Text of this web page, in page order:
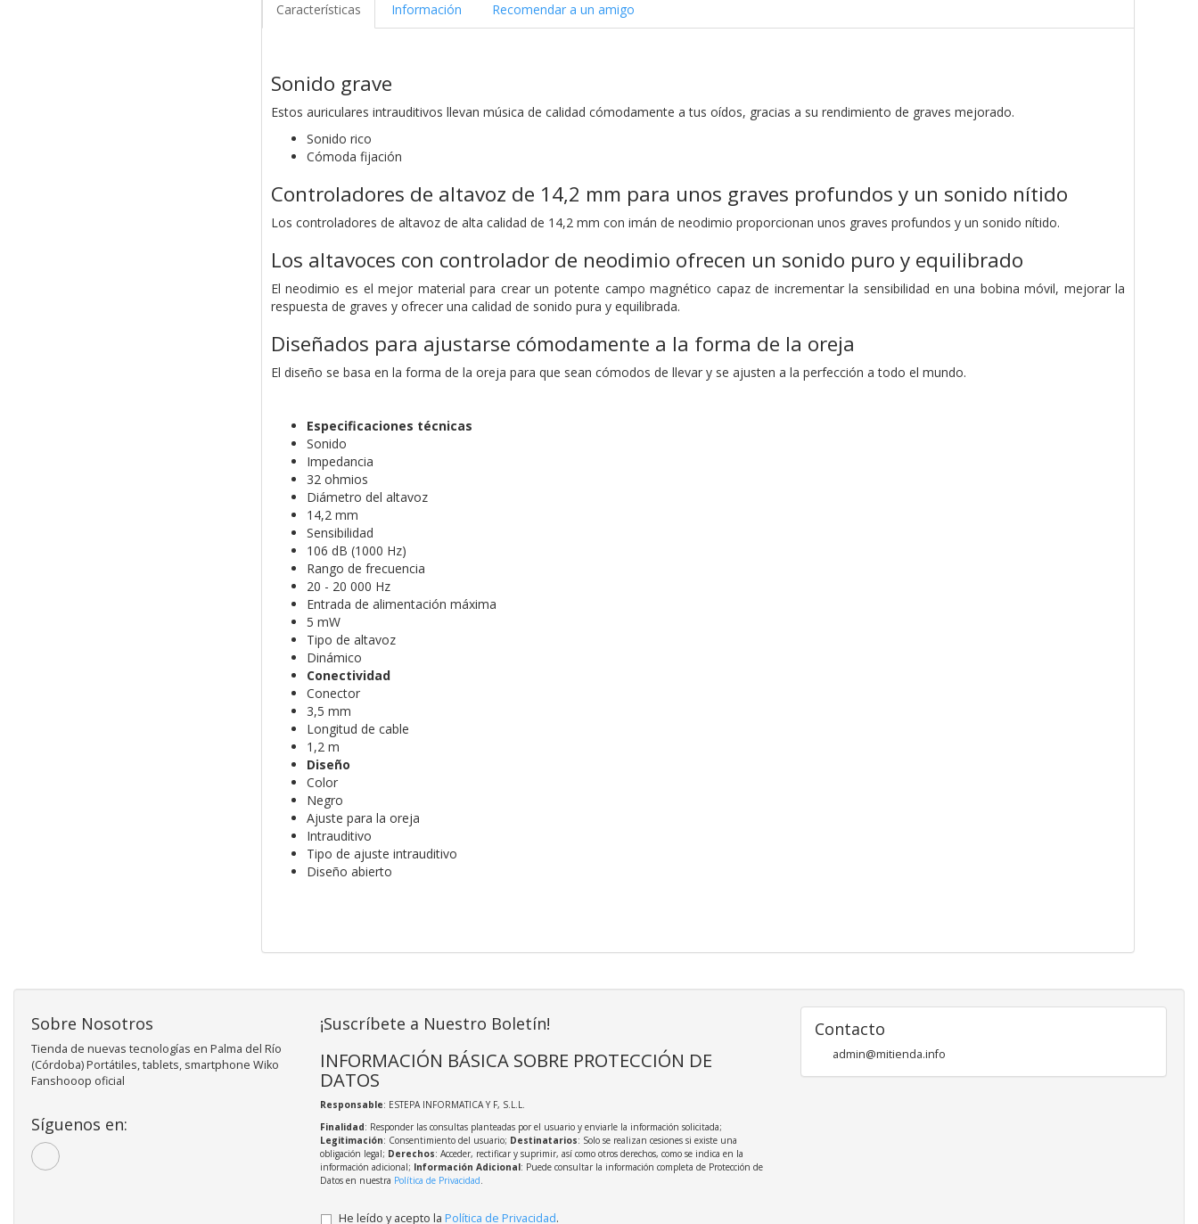
Características Información Recomendar a un amigo
Sonido grave
Estos auriculares intrauditivos llevan música de calidad cómodamente a tus oídos, gracias a su rendimiento de graves mejorado.
Sonido rico
Cómoda fijación
Controladores de altavoz de 14,2 mm para unos graves profundos y un sonido nítido
Los controladores de altavoz de alta calidad de 14,2 mm con imán de neodimio proporcionan unos graves profundos y un sonido nítido.
Los altavoces con controlador de neodimio ofrecen un sonido puro y equilibrado
El neodimio es el mejor material para crear un potente campo magnético capaz de incrementar la sensibilidad en una bobina móvil, mejorar la
respuesta de graves y ofrecer una calidad de sonido pura y equilibrada.
Diseñados para ajustarse cómodamente a la forma de la oreja
El diseño se basa en la forma de la oreja para que sean cómodos de llevar y se ajusten a la perfección a todo el mundo.
Especificaciones técnicas
Sonido
Impedancia
32 ohmios
Diámetro del altavoz
14,2 mm
Sensibilidad
106 dB (1000 Hz)
Rango de frecuencia
20 - 20 000 Hz
Entrada de alimentación máxima
5 mW
Tipo de altavoz
Dinámico
Conectividad
Conector
3,5 mm
Longitud de cable
1,2 m
Diseño
Color
Negro
Ajuste para la oreja
Intrauditivo
Tipo de ajuste intrauditivo
Diseño abierto
Sobre Nosotros
Tienda de nuevas tecnologías en Palma del Río
(Córdoba) Portátiles, tablets, smartphone Wiko
Fanshooop oficial
Síguenos en:
¡Suscríbete a Nuestro Boletín!
INFORMACIÓN BÁSICA SOBRE PROTECCIÓN DE
DATOS
Responsable: ESTEPA INFORMATICA Y F, S.L.L.
Finalidad: Responder las consultas planteadas por el usuario y enviarle la información solicitada;
Legitimación: Consentimiento del usuario; Destinatarios: Solo se realizan cesiones si existe una
obligación legal; Derechos: Acceder, rectificar y suprimir, así como otros derechos, como se indica en la
información adicional; Información Adicional: Puede consultar la información completa de Protección de
Datos en nuestra Política de Privacidad.
He leído y acepto la Política de Privacidad.
Contacto
admin@mitienda.info